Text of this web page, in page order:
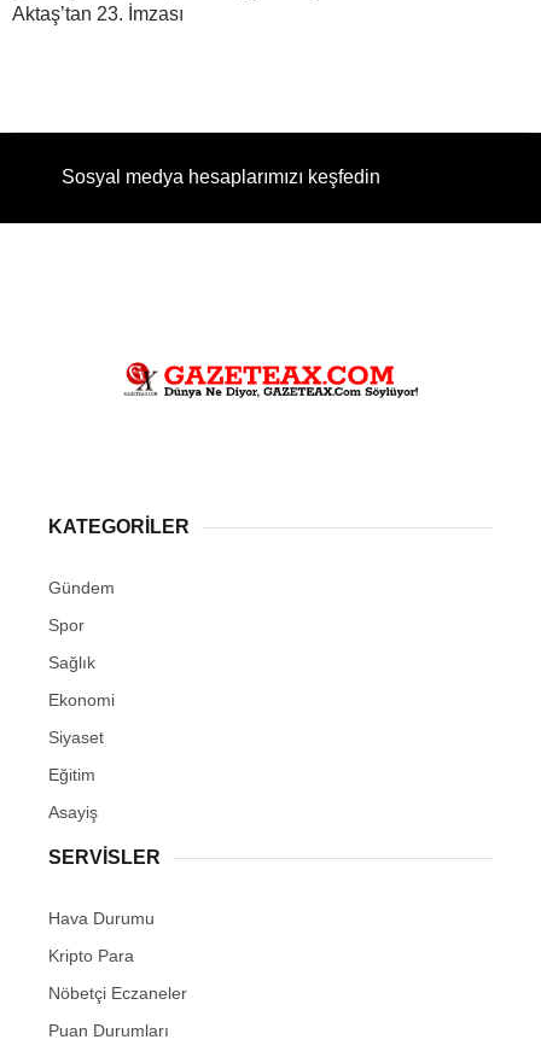
Aktaş’tan 23. İmzası
Sosyal medya hesaplarımızı keşfedin
KATEGORİLER
Gündem
Spor
Sağlık
Ekonomi
Siyaset
Eğitim
Asayiş
SERVİSLER
Hava Durumu
Kripto Para
Nöbetçi Eczaneler
Puan Durumları